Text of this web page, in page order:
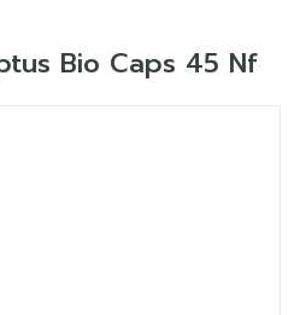
Bio Caps 45 Nf